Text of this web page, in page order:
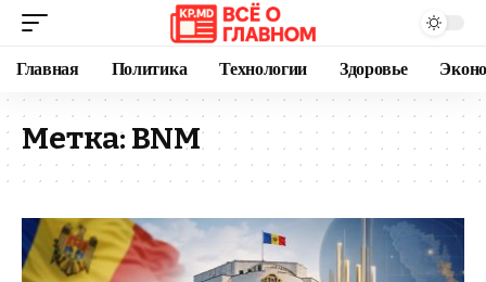
Главная Политика Технологии Здоровье
Метка: BNM